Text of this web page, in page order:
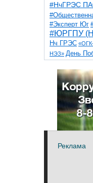
#НчГРЭС
#Эксперт Юг
#ЮРГПУ
Нч ГРЭС
НЭЗ» День
НчГРЭС
дети
спорт театр
Реклама